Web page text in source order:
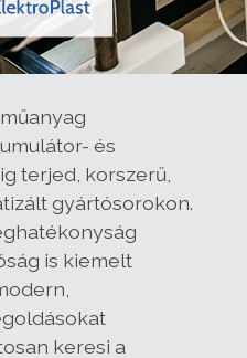
és
terjed, korszerű,
gyártósorokon.
is kiemelt
keresi a